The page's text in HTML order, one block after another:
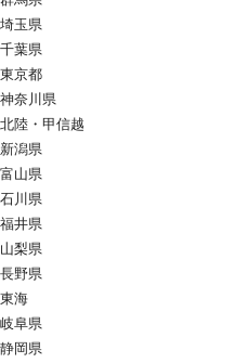
埼玉県
千葉県
東京都
神奈川県
北陸・甲信越
新潟県
富山県
石川県
福井県
山梨県
長野県
東海
岐阜県
静岡県